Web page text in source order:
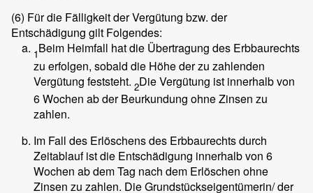
(6) Für die Fälligkeit der Vergütung bzw. der
Entschädigung gilt Folgendes:
1Beim Heimfall hat die Übertragung des Erbbaurechts
zu erfolgen, sobald die Höhe der zu zahlenden
Vergütung feststeht. 2Die Vergütung ist innerhalb von
6 Wochen ab der Beurkundung ohne Zinsen zu
zahlen.
Im Fall des Erlöschens des Erbbaurechts durch
Zeitablauf ist die Entschädigung innerhalb von 6
Wochen ab dem Tag nach dem Erlöschen ohne
Zinsen zu zahlen. Die Grundstückseigentümerin/ der